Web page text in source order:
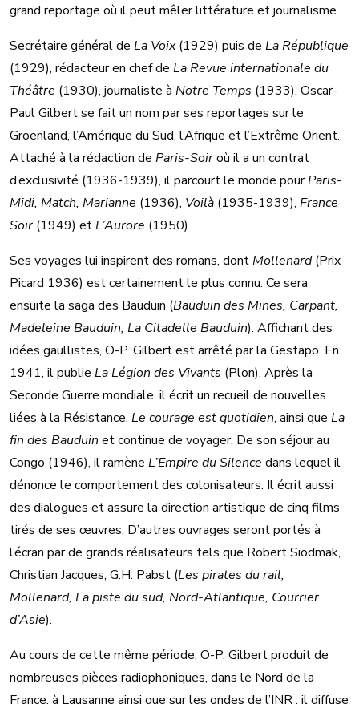
grand reportage où il peut mêler littérature et journalisme.
Secrétaire général de La Voix(1929) puis de La République
(1929), rédacteur en chef de La Revue internationale du
Théâtre (1930), journaliste à Notre Temps (1933), Oscar-
Paul Gilbert se fait un nom par ses reportages sur le
Groenland, l’Amérique du Sud, l’Afrique et l’Extrême Orient.
Attaché à la rédaction de Paris-Soiroù il a un contrat
d’exclusivité (1936-1939), il parcourt le monde pourParis-
Midi, Match, Marianne (1936), Voilà (1935-1939), France
Soir (1949) etL’Aurore (1950).
Ses voyages lui inspirent des romans, dontMollenard(Prix
Picard 1936) est certainement le plus connu. Ce sera
ensuite la saga des Bauduin (Bauduin des Mines, Carpant,
Madeleine Bauduin, La Citadelle Bauduin). Affichant des
idées gaullistes, O-P. Gilbert est arrêté par la Gestapo. En
1941, il publie La Légion des Vivants (Plon). Après la
Seconde Guerre mondiale, il écrit un recueil de nouvelles
liées à la Résistance, Le courage est quotidien, ainsi que La
fin des Bauduin et continue de voyager. De son séjour au
Congo (1946), il ramène L’Empire du Silence dans lequel il
dénonce le comportement des colonisateurs. Il écrit aussi
des dialogues et assure la direction artistique de cinq films
tirés de ses œuvres. D’autres ouvrages seront portés à
l’écran par de grands réalisateurs tels que Robert Siodmak,
Christian Jacques, G.H. Pabst (Les pirates du rail,
Mollenard, La piste du sud, Nord-Atlantique, Courrier
d’Asie).
Au cours de cette même période, O-P. Gilbert produit de
nombreuses pièces radiophoniques, dans le Nord de la
France, à Lausanne ainsi que sur les ondes de l’INR ; il diffuse